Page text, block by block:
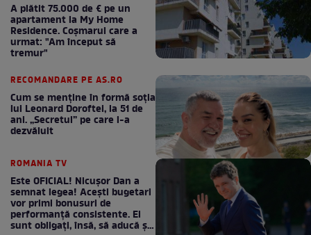
A plătit 75.000 de € pe un
apartament la My Home
Residence. Coşmarul care a
urmat: "Am început să
tremur"
RECOMANDARE PE AS.RO
Cum se menţine în formă soţia
lui Leonard Doroftei, la 51 de
ani. „Secretul” pe care l-a
dezvăluit
ROMANIA TV
Este OFICIAL! Nicușor Dan a
semnat legea! Acești bugetari
vor primi bonusuri de
performanță consistente. Ei
sunt obligați, însă, să aducă și